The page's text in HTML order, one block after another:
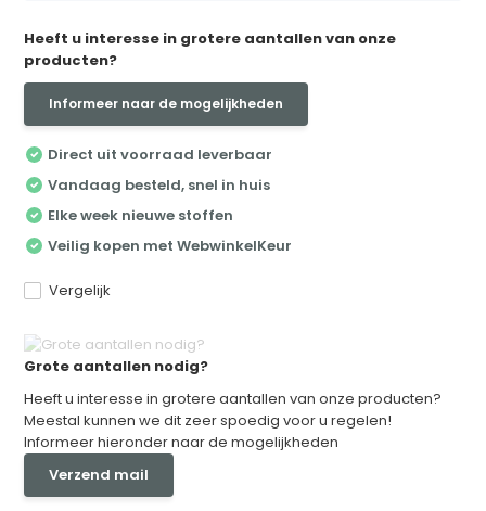
Heeft u interesse in grotere aantallen van onze
producten?
Informeer naar de mogelijkheden
Direct uit voorraad leverbaar
Vandaag besteld, snel in huis
Elke week nieuwe stoffen
Veilig kopen met WebwinkelKeur
Vergelijk
Grote aantallen nodig?
Heeft u interesse in grotere aantallen van onze producten?
Meestal kunnen we dit zeer spoedig voor u regelen!
Informeer hieronder naar de mogelijkheden
Verzend mail